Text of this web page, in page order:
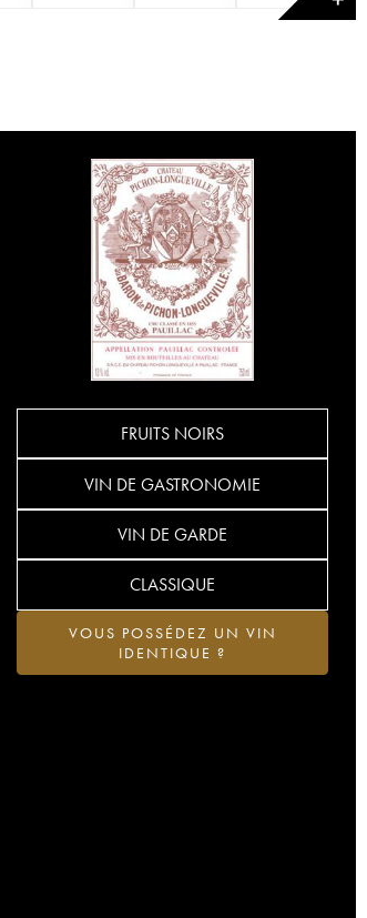
FRUITS NOIRS
VIN DE GASTRONOMIE
VIN DE GARDE
CLASSIQUE
VOUS POSSÉDEZ UN VIN
IDENTIQUE ?